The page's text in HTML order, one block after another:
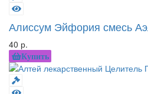
Алиссум Эйфория смесь
40 р.
Купить